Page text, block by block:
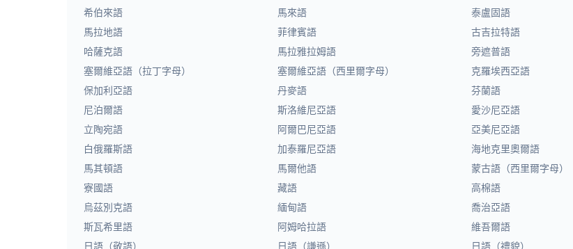
希伯來語
馬來語 泰盧固語
馬拉地語
菲律賓語 古吉拉特語
哈薩克語
馬拉雅拉姆語 旁遮普語
塞爾維亞語（拉丁字母）
塞爾維亞語（西里爾字母） 克羅埃西亞語
保加利亞語
丹麥語 芬蘭語
尼泊爾語
斯洛維尼亞語 愛沙尼亞語
立陶宛語
阿爾巴尼亞語 亞美尼亞語
白俄羅斯語
加泰羅尼亞語 海地克里奧爾語
馬其頓語
馬爾他語 蒙古語（西里爾字母）
寮國語
藏語 高棉語
烏茲別克語
緬甸語 喬治亞語
斯瓦希里語
阿姆哈拉語 維吾爾語
日語（敬語）
日語（謙遜） 日語（禮貌）